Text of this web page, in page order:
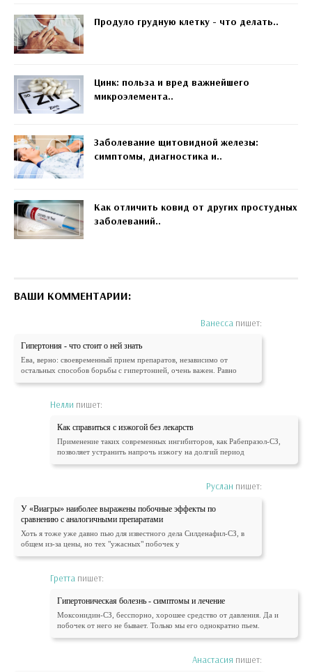
Продуло грудную клетку - что делать..
Цинк: польза и вред важнейшего
микроэлемента..
Заболевание щитовидной железы:
симптомы, диагностика и..
Как отличить ковид от других простудных
заболеваний..
ВАШИ КОММЕНТАРИИ:
Ванесса пишет:
Гипертония - что стоит о ней знать
Ева, верно: своевременный прием препаратов, независимо от
остальных способов борьбы с гипертонией, очень важен. Равно
Нелли пишет:
Как справиться с изжогой без лекарств
Применение таких современных ингибиторов, как Рабепразол-СЗ,
позволяет устранить напрочь изжогу на долгий период
Руслан пишет:
У «Виагры» наиболее выражены побочные эффекты по
сравнению с аналогичными препаратами
Хоть я тоже уже давно пью для известного дела Силденафил-СЗ, в
общем из-за цены, но тех "ужасных" побочек у
Гретта пишет:
Гипертоническая болезнь - симптомы и лечение
Моксонидин-СЗ, бесспорно, хорошее средство от давления. Да и
побочек от него не бывает. Только мы его однократно пьем.
Анастасия пишет: